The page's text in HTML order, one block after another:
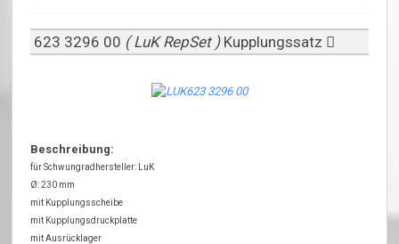
623 3296 00 ( LuK RepSet ) Kupplungssatz
Beschreibung:
für Schwungradhersteller: LuK
Ø: 230 mm
mit Kupplungsscheibe
mit Kupplungsdruckplatte
mit Ausrücklager